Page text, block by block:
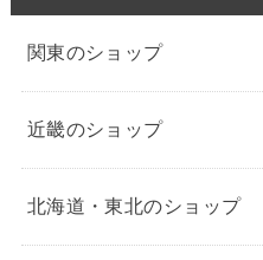
関東のショップ
近畿のショップ
北海道・東北のショップ